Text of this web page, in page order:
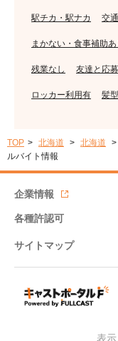
駅チカ・駅ナカ 交
まかない・食事補助あ
残業なし 友達と応
ロッカー利用有 髪
TOP 北海道 北海道
ルバイト情報
企業情報
各種許認可
サイトマップ
表